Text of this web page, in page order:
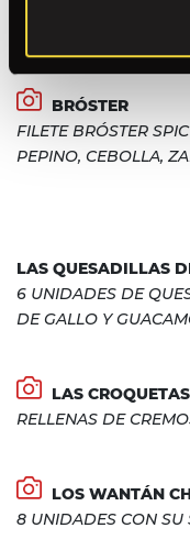
BRÓSTER
FILETE BRÓSTER
PEPINO, CEBOLLA,
LAS QUESADILLAS
6 UNIDADES DE
DE GALLO Y
LAS CROQUETAS
RELLENAS DE
LOS WANTÁN
8 UNIDADES CON SU